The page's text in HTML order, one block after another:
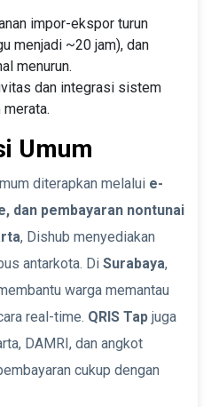
impor-ekspor turun
menjadi ~20 jam), dan
menurun.
dan integrasi sistem
Umum
diterapkan melalui e-
dan pembayaran nontunai
, Dishub menyediakan
antarkota. Di Surabaya,
warga memantau
real-time. QRIS Tap juga
DAMRI, dan angkot
cukup dengan